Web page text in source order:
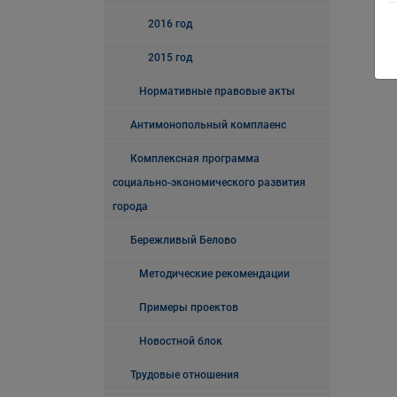
2016 год
2015 год
Нормативные правовые акты
Антимонопольный комплаенс
Комплексная программа
социально-экономического развития
города
Бережливый Белово
Методические рекомендации
Примеры проектов
Новостной блок
Трудовые отношения